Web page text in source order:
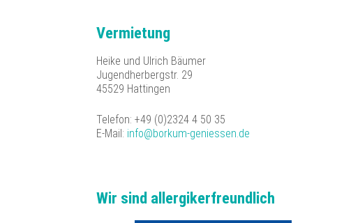
Vermietung
Heike und Ulrich Bäumer
Jugendherbergstr. 29
45529 Hattingen
Telefon: +49 (0)2324 4 50 35
E-Mail: info@borkum-geniessen.de
Wir sind allergikerfreundlich